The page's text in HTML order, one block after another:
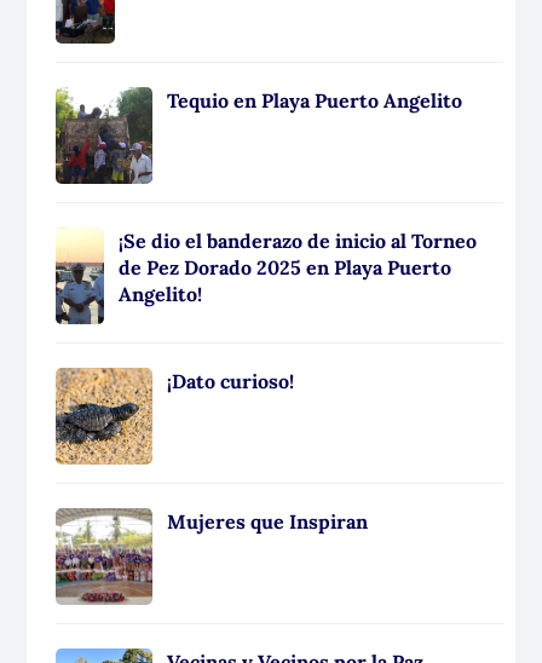
Tequio en Playa Puerto Angelito
¡Se dio el banderazo de inicio al Torneo
de Pez Dorado 2025 en Playa Puerto
Angelito!
¡Dato curioso!
Mujeres que Inspiran